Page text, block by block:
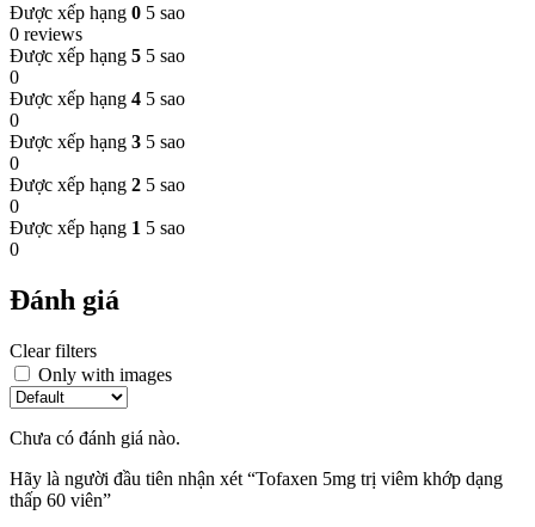
Được xếp hạng 0 5 sao
0 reviews
Được xếp hạng 5 5 sao
0
Được xếp hạng 4 5 sao
0
Được xếp hạng 3 5 sao
0
Được xếp hạng 2 5 sao
0
Được xếp hạng 1 5 sao
0
Đánh giá
Clear filters
Only with images
Chưa có đánh giá nào.
Hãy là người đầu tiên nhận xét “Tofaxen 5mg trị viêm khớp dạng
thấp 60 viên”